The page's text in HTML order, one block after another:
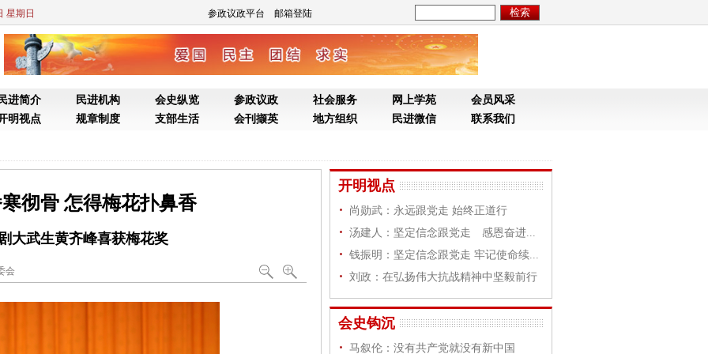
星期日 参政议政平台 邮箱登陆
进简介 民进机构 会史纵览 参政议政 社会服务 网上学苑
会员风采
明视点
规章制度 支部生活 会刊撷英 地方组织 民进微信 联系我们
彻骨 怎得梅花扑鼻香
武生黄齐峰喜获梅花奖
会
开明视点
尚勋武：永远跟党走 始终正道行
汤建人：坚定信念跟党走 感恩奋进...
钱振明：坚定信念跟党走 牢记使命续...
刘政：在弘扬伟大抗战精神中坚毅前行
会史钩沉
马叙伦：没有共产党就没有新中国